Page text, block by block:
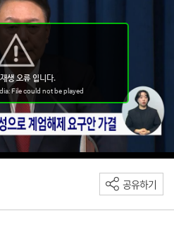
공유하기